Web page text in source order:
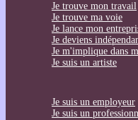
Je trouve mon travail
Je trouve ma voie
Je lance mon
Je deviens
Je m'implique dans
Je suis un artiste
Je suis un employeur
Je suis un